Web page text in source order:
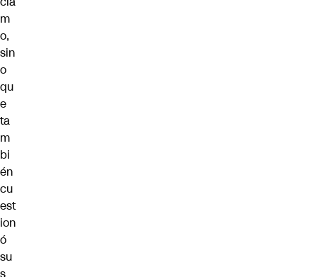
m
o,
sin
o
qu
e
ta
m
bi
én
cu
est
ion
ó
su
s